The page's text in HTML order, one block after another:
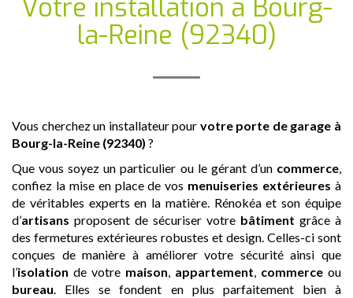
Votre installation à Bourg-
la-Reine (92340)
Vous cherchez un installateur pour votre porte de garage à
Bourg-la-Reine (92340) ?
Que vous soyez un particulier ou le gérant d’un commerce,
confiez la mise en place de vos menuiseries extérieures à
de véritables experts en la matière. Rénokéa et son équipe
d’artisans proposent de sécuriser votre bâtiment grâce à
des fermetures extérieures robustes et design. Celles-ci sont
conçues de manière à améliorer votre sécurité ainsi que
l’isolation de votre maison, appartement, commerce ou
bureau. Elles se fondent en plus parfaitement bien à